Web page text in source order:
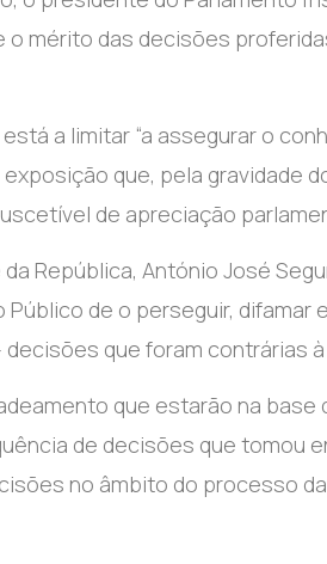
o mérito das decisões
a limitar “a assegurar o
que, pela gravidade
de apreciação
República, António José
de o perseguir, difamar
que foram contrárias
que estarão na
de decisões que tomou
no âmbito do processo